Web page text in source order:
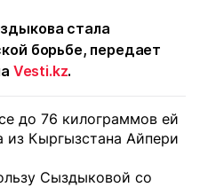
стала
борьбе, передает
Vesti.kz.
до 76 килограммов ей
из Кыргызстана Айпери
Сыздыковой со